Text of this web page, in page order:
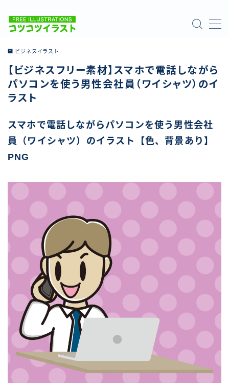
ホーム
ご利用について
お問い合わせ
ビジネスイラスト
【ビジネスフリー素材】スマホで電話しながら
パソコンを使う男性会社員（ワイシャツ）のイ
ラスト
スマホで電話しながらパソコンを使う男性会社
員（ワイシャツ）のイラスト【色、背景あり】
PNG